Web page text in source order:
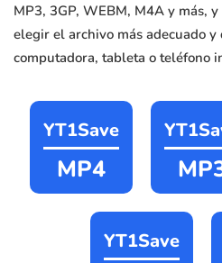
MP3, 3GP, WEBM, M4A y más,
elegir el archivo más adecuado y
computadora, tableta o teléfono
YT1Save
MP4
YT1Save